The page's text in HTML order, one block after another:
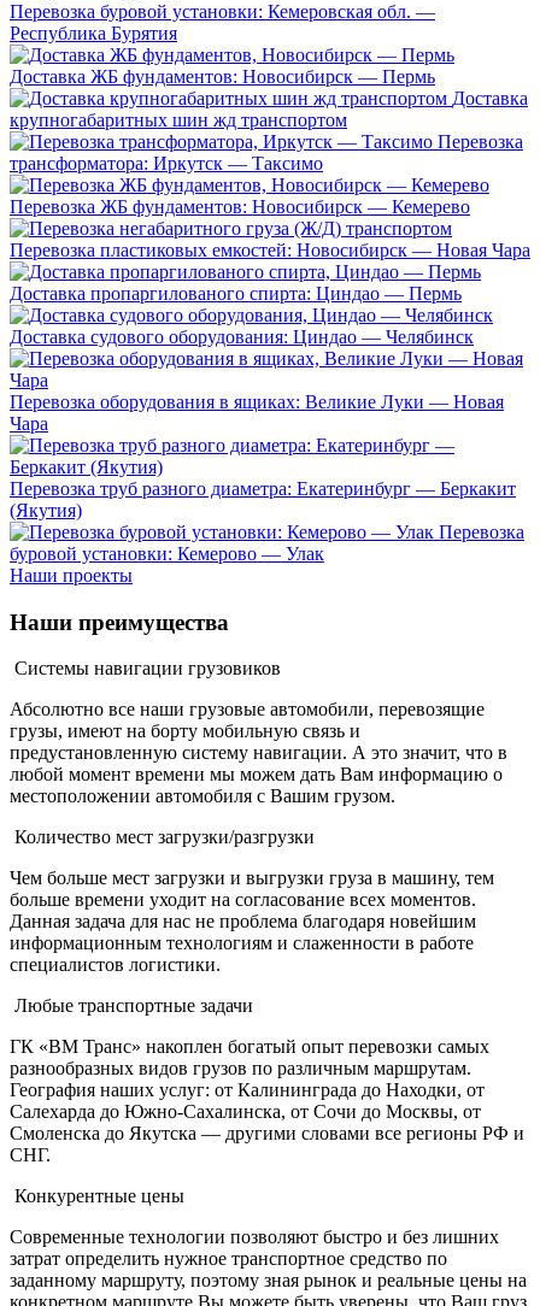
Перевозка буровой установки: Кемеровская обл. —
Республика Бурятия
Доставка ЖБ фундаментов: Новосибирск — Пермь
Доставка
крупногабаритных шин жд транспортом
Перевозка
трансформатора: Иркутск — Таксимо
Перевозка ЖБ фундаментов: Новосибирск — Кемерево
Перевозка пластиковых емкостей: Новосибирск — Новая Чара
Доставка пропаргилованого спирта: Циндао — Пермь
Доставка судового оборудования: Циндао — Челябинск
Перевозка оборудования в ящиках: Великие Луки — Новая
Чара
Перевозка труб разного диаметра: Екатеринбург — Беркакит
(Якутия)
Перевозка
буровой установки: Кемерово — Улак
Наши проекты
Наши преимущества
Системы навигации грузовиков
Абсолютно все наши грузовые автомобили, перевозящие
грузы, имеют на борту мобильную связь и
предустановленную систему навигации. А это значит, что в
любой момент времени мы можем дать Вам информацию о
местоположении автомобиля с Вашим грузом.
Количество мест загрузки/разгрузки
Чем больше мест загрузки и выгрузки груза в машину, тем
больше времени уходит на согласование всех моментов.
Данная задача для нас не проблема благодаря новейшим
информационным технологиям и слаженности в работе
специалистов логистики.
Любые транспортные задачи
ГК «ВМ Транс» накоплен богатый опыт перевозки самых
разнообразных видов грузов по различным маршрутам.
География наших услуг: от Калининграда до Находки, от
Салехарда до Южно-Сахалинска, от Сочи до Москвы, от
Смоленска до Якутска — другими словами все регионы РФ и
СНГ.
Конкурентные цены
Современные технологии позволяют быстро и без лишних
затрат определить нужное транспортное средство по
заданному маршруту, поэтому зная рынок и реальные цены на